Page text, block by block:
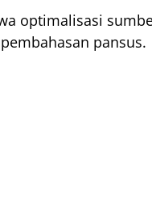
optimalisasi
pansus.